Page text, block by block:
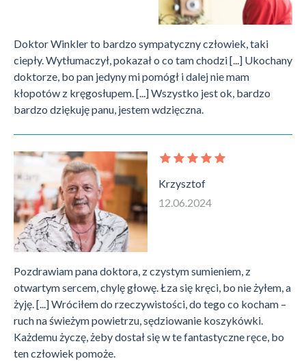
Doktor Winkler to bardzo sympatyczny człowiek, taki
ciepły. Wytłumaczył, pokazał o co tam chodzi [...] Ukochany
doktorze, bo pan jedyny mi pomógł i dalej nie mam
kłopotów z kręgosłupem. [...] Wszystko jest ok, bardzo
bardzo dziękuję panu, jestem wdzięczna.
Krzysztof
12.06.2024
Pozdrawiam pana doktora, z czystym sumieniem, z
otwartym sercem, chylę głowę. Łza się kręci, bo nie żyłem, a
żyję. [...] Wróciłem do rzeczywistości, do tego co kocham –
ruch na świeżym powietrzu, sędziowanie koszykówki.
Każdemu życzę, żeby dostał się w te fantastyczne ręce, bo
ten człowiek pomoże.